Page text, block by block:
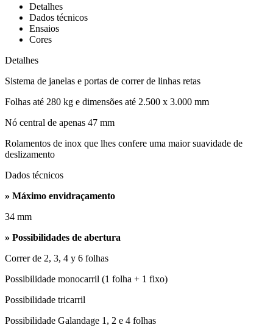
Detalhes
Dados técnicos
Ensaios
Cores
Detalhes
Sistema de janelas e portas de correr de linhas retas
Folhas até 280 kg e dimensões até 2.500 x 3.000 mm
Nó central de apenas 47 mm
Rolamentos de inox que lhes confere uma maior suavidade de
deslizamento
Dados técnicos
» Máximo envidraçamento
34 mm
» Possibilidades de abertura
Correr de 2, 3, 4 y 6 folhas
Possibilidade monocarril (1 folha + 1 fixo)
Possibilidade tricarril
Possibilidade Galandage 1, 2 e 4 folhas